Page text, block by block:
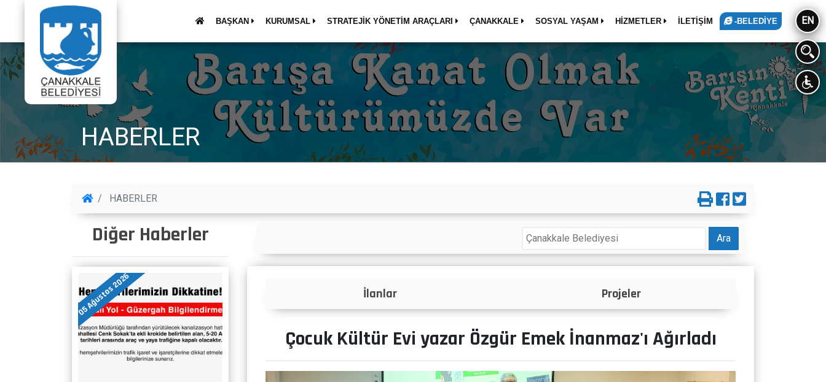
BAŞKAN KURUMSAL STRATEJİK YÖNETİM ARAÇLARI ÇANAKKALE SOSYAL YAŞAM HİZMETLER İLETİŞİM -BELEDİYE EN
HABERLER
HABERLER
Diğer Haberler
05 Ağustos 2026
Ara
Duyurular İlanlar Projeler
Çocuk Kültür Evi yazar Özgür Emek İnanmaz'ı Ağırladı